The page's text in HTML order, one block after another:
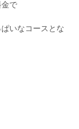
で
いなコースとな